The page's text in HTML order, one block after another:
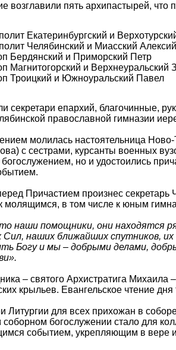
возглавили пять архипастырей, что
Екатеринбургский и
Челябинский и Миасский Алексий
Бердянский и Приморский Петр
Магнитогорский и Верхнеуральский
Троицкий и Южноуральский Павел
секретари епархий, благочинные,
православной гимназии
молилась настоятельница
с сестрами, курсанты военных
но и удостоились
Причастием произнес
молящимся, в том числе к юным
наши помощники, они находятся
наших ближайших спутников,
Богу и мы – добрыми делами,
– святого Архистратига
крыльев. Евангельское чтение
Литургии для всех прихожан в
богослужении стало для
событием, укрепляющим в вере